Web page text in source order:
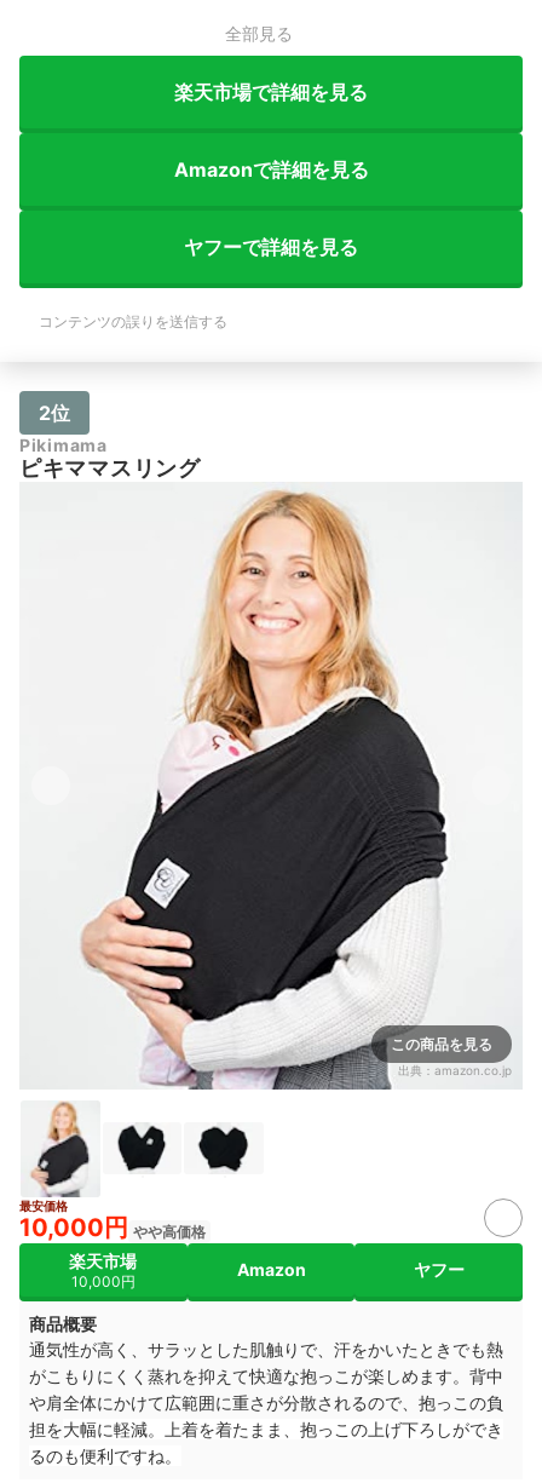
全部見る
楽天市場で詳細を見る
Amazonで詳細を見る
ヤフーで詳細を見る
コンテンツの誤りを送信する
2位
Pikimama
ピキママスリング
この商品を見る
出典： amazon.co.jp
最安価格
10,000円 やや高価格
楽天市場
10,000円
Amazon ヤフー
商品概要
通気性が高く、サラッとした肌触りで、汗をかいたときでも熱
がこもりにくく蒸れを抑えて快適な抱っこが楽しめます。背中
や肩全体にかけて広範囲に重さが分散されるので、抱っこの負
担を大幅に軽減。
上着を着たまま、抱っこの上げ下ろしができ
るのも便利ですね。